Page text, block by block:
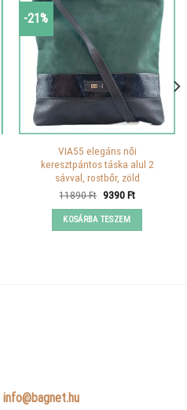
-21%
VIA55 elegáns női
keresztpántos táska alul 2
sávval, rostbőr, zöld
11890Ft Original
was:
11890 Ft.
9390FtCurrent
KOSÁRBA TESZEM
info@bagnet.hu